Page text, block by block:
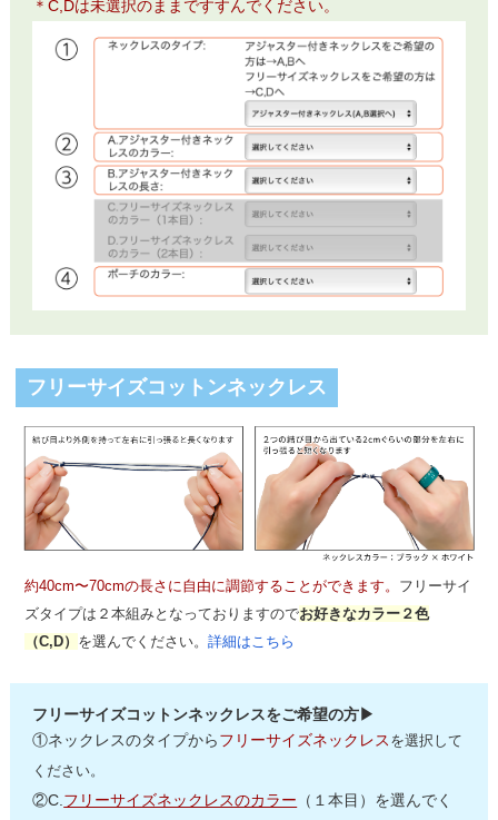
＊C,Dは未選択のままですすんでください。
フリーサイズコットンネックレス
約40cm〜70cmの長さに自由に調節することができます。 フリーサイ
ズタイプは２本組みとなっておりますのでお好きなカラー２色
（C,D） を選んでください。 詳細はこちら
フリーサイズコットンネックレスをご希望の方▶
①ネックレスのタイプから フリーサイズネックレス を選択して
ください。
②C. フリーサイズネックレスのカラー （１本目）を選んでく